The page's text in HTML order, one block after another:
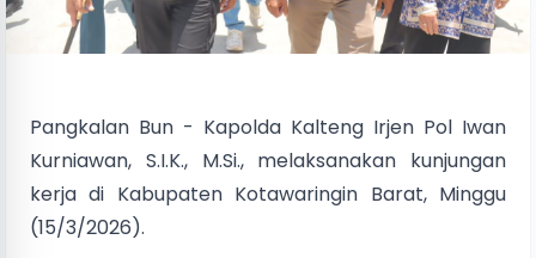
Pangkalan Bun - Kapolda Kalteng Irjen Pol Iwan
Kurniawan, S.I.K., M.Si., melaksanakan kunjungan
kerja di Kabupaten Kotawaringin Barat, Minggu
(15/3/2026).